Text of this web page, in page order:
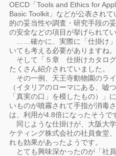
OECD「Tools and Ethics for
Basic Toolkit」などが公表され
的の妥当性や調査・研究手段の
の安全などの項目が挙げられてい
……確かに、実際に「仕掛け」
いても考える必要がありますね。
そして「５章 仕掛けカタログ
たくさん紹介されていました。
その一例、天王寺動物園のラ
（イタリアのローマにある、嘘
「真実の口」を模したもの）
いものが噴霧されて手指が消毒
は、利用が4.8倍になったそうで
同じような仕掛けが、大阪大
ケティング株式会社の社員食堂
れも効果があったようです。
とても興味深かったのが「社